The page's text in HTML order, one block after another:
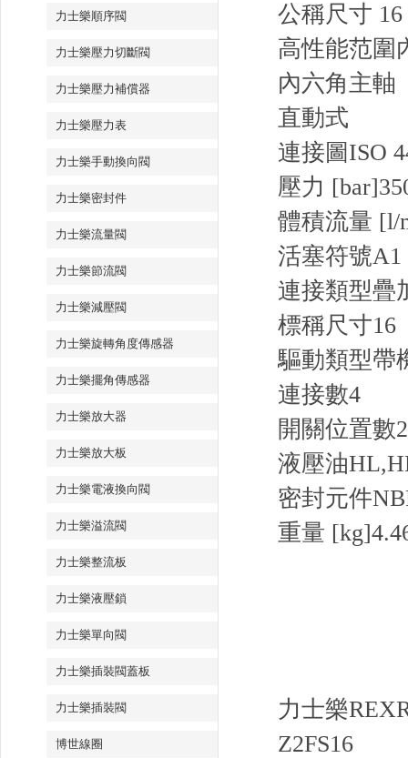
力士樂順序閥
力士樂壓力切斷閥
力士樂壓力補償器
力士樂壓力表
力士樂手動換向閥
力士樂密封件
力士樂流量閥
力士樂節流閥
力士樂減壓閥
力士樂旋轉角度傳感器
力士樂擺角傳感器
力士樂放大器
力士樂放大板
力士樂電液換向閥
力士樂溢流閥
力士樂整流板
力士樂液壓鎖
力士樂單向閥
力士樂插裝閥蓋板
力士樂插裝閥
博世線圈
公稱尺寸
高性能范圍
內六角主軸
直動式
連接圖ISO
壓力 [bar]
體積流量 [l/
活塞符號
連接類型疊
標稱尺寸16
驅動類型帶
連接數4
開關位置數2
液壓油
密封元件
重量 [kg]
力士樂
Z2FS16